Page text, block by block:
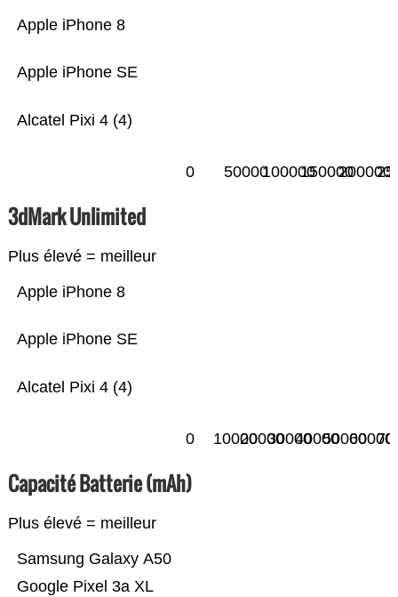
Alcatel Pixi 4 (4)
Apple iPhone SE
Apple iPhone 8
0 50000100000150000200000
3dMark Unlimited
Plus élevé = meilleur
Alcatel Pixi 4 (4)
Apple iPhone SE
Apple iPhone 8
0 100002000030000400005000060000
Capacité Batterie (mAh)
Plus élevé = meilleur
Google Pixel 3a XL
Samsung Galaxy A50